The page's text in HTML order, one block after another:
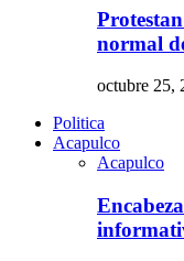
normal
octubre 25,
Politica
Acapulco
Acapulco